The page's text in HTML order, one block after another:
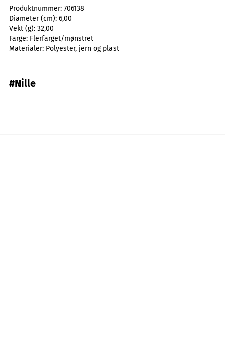
Produktnummer: 706138
Diameter (cm): 6,00
Vekt (g): 32,00
Farge: Flerfarget/mønstret
Materialer: Polyester, jern og plast
#Nille